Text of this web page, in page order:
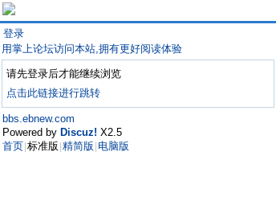
登录
用掌上论坛访问本站,拥有更好阅读体验
请先登录后才能继续浏览
点击此链接进行跳转
bbs.ebnew.com
Powered by Discuz! X2.5
首页 标准版 精简版 电脑版